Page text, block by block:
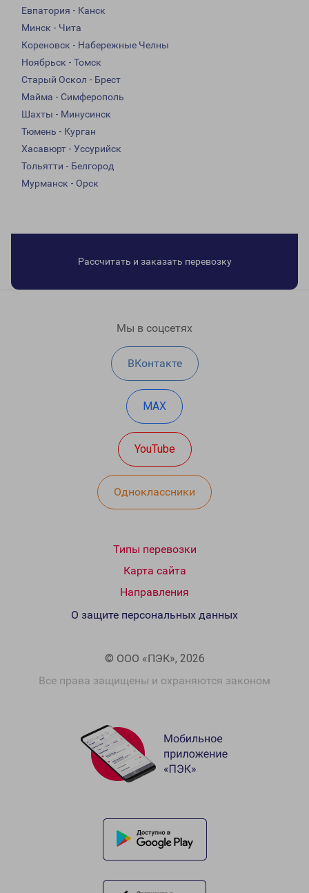
Евпатория - Канск
Минск - Чита
Кореновск - Набережные Челны
Ноябрьск - Томск
Старый Оскол - Брест
Майма - Симферополь
Шахты - Минусинск
Тюмень - Курган
Хасавюрт - Уссурийск
Тольятти - Белгород
Мурманск - Орск
Рассчитать и заказать перевозку
Мы в соцсетях
ВКонтакте
MAX
YouTube
Одноклассники
Типы перевозки
Карта сайта
Направления
© ООО «ПЭК», 2026
Все права защищены и охраняются законом
О защите персональных данных